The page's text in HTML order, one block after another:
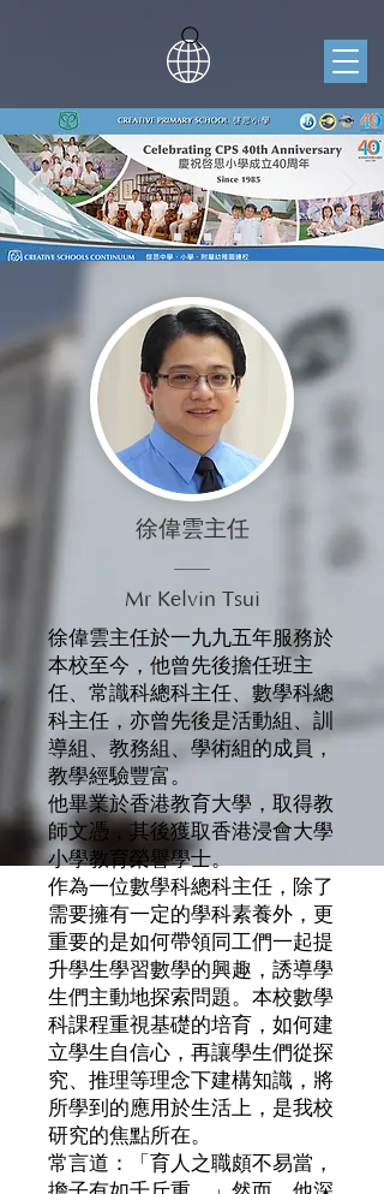
徐偉雲主任
Mr Kelvin Tsui
徐偉雲主任於一九九五年服務於
本校至今，他曾先後擔任班主
任、常識科總科主任、數學科總
科主任，亦曾先後是活動組、訓
導組、教務組、學術組的成員，
教學經驗豐富。
他畢業於香港教育大學，取得教
師文憑，其後獲取香港浸會大學
小學教育榮譽學士。
作為一位數學科總科主任，除了
需要擁有一定的學科素養外，更
重要的是如何帶領同工們一起提
升學生學習數學的興趣，誘導學
生們主動地探索問題。本校數學
科課程重視基礎的培育，如何建
立學生自信心，再讓學生們從探
究、推理等理念下建構知識，將
所學到的應用於生活上，是我校
研究的焦點所在。
常言道：「育人之職頗不易當，